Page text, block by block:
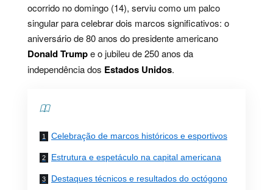
ocorrido no domingo (14), serviu como um palco
singular para celebrar dois marcos significativos: o
aniversário de 80 anos do presidente americano
Donald Trumpe o jubileu de 250 anos da
independência dos Estados Unidos.
Celebração de marcos históricos e esportivos
Estrutura e espetáculo na capital americana
Destaques técnicos e resultados do octógono